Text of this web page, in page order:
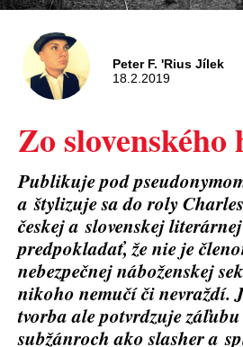
Peter F. 'Rius Jílek
18.2.2019
Zo
Publikuje pod
a štylizuje sa do roly
českej a slovenskej
predpokladať, že nie je
nebezpečnej náboženskej
nikoho nemučí či nevraždí.
tvorba ale potvrdzuje
subžánroch ako slasher a